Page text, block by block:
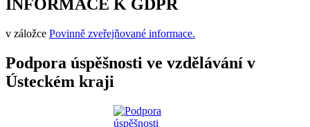
INFORMACE K GDPR
v záložce Povinně zveřejňované informace.
Podpora úspěšnosti ve vzdělávání v
Ústeckém kraji